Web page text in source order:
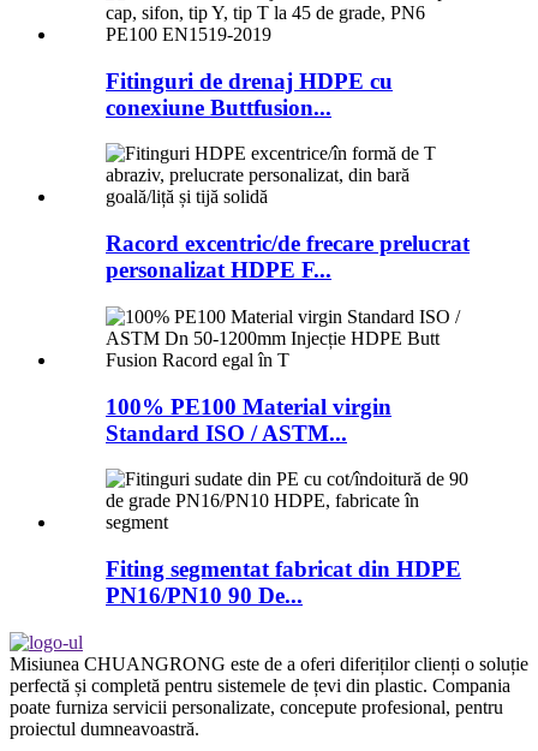
Fitinguri de drenaj HDPE cu
conexiune Buttfusion...
Racord excentric/de frecare prelucrat
personalizat HDPE F...
100% PE100 Material virgin
Standard ISO / ASTM...
Fiting segmentat fabricat din HDPE
PN16/PN10 90 De...
Misiunea CHUANGRONG este de a oferi diferiților clienți o soluție
perfectă și completă pentru sistemele de țevi din plastic. Compania
poate furniza servicii personalizate, concepute profesional, pentru
proiectul dumneavoastră.